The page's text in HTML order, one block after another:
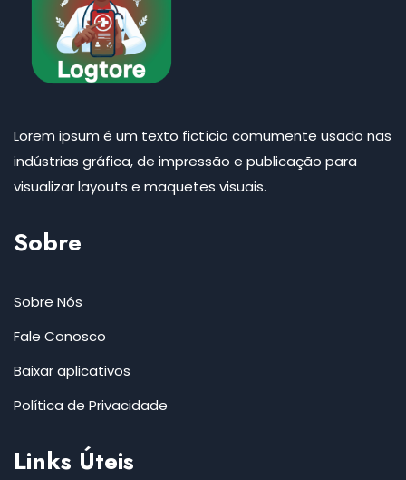
Lorem ipsum é um texto fictício comumente usado nas
indústrias gráfica, de impressão e publicação para
visualizar layouts e maquetes visuais.
Sobre
Sobre Nós
Fale Conosco
Baixar aplicativos
Política de Privacidade
Links Úteis